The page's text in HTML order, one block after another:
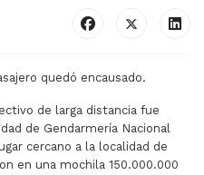
quedó encausado.
de larga distancia fue
de Gendarmería Nacional
cercano a la localidad de
en una mochila 150.000.000